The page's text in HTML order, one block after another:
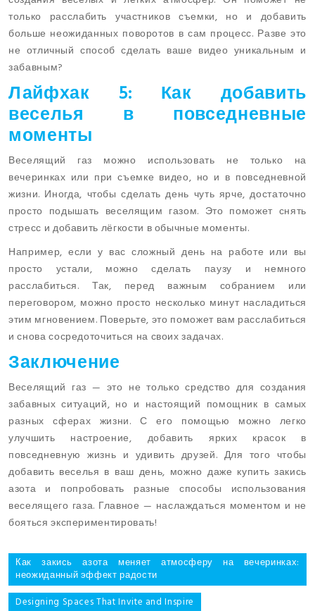
только расслабить участников съемки, но и добавить
больше неожиданных поворотов в сам процесс. Разве это
не отличный способ сделать ваше видео уникальным и
забавным?
Лайфхак 5: Как добавить
веселья в повседневные
моменты
Веселящий газ можно использовать не только на
вечеринках или при съемке видео, но и в повседневной
жизни. Иногда, чтобы сделать день чуть ярче, достаточно
просто подышать веселящим газом. Это поможет снять
стресс и добавить лёгкости в обычные моменты.
Например, если у вас сложный день на работе или вы
просто устали, можно сделать паузу и немного
расслабиться. Так, перед важным собранием или
переговором, можно просто несколько минут насладиться
этим мгновением. Поверьте, это поможет вам расслабиться
и снова сосредоточиться на своих задачах.
Заключение
Веселящий газ — это не только средство для создания
забавных ситуаций, но и настоящий помощник в самых
разных сферах жизни. С его помощью можно легко
улучшить настроение, добавить ярких красок в
повседневную жизнь и удивить друзей. Для того чтобы
добавить веселья в ваш день, можно даже купить закись
азота и попробовать разные способы использования
веселящего газа. Главное — наслаждаться моментом и не
бояться экспериментировать!
Post
navigation
Как закись азота меняет атмосферу на вечеринках:
неожиданный эффект радости
Designing Spaces That Invite and Inspire